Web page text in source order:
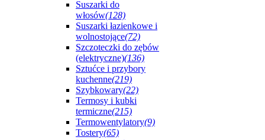
Suszarki do
włosów(128)
Suszarki łazienkowe i
wolnostojące(72)
Szczoteczki do zębów
(elektryczne)(136)
Sztućce i przybory
kuchenne(219)
Szybkowary(22)
Termosy i kubki
termiczne(215)
Termowentylatory(9)
Tostery(65)